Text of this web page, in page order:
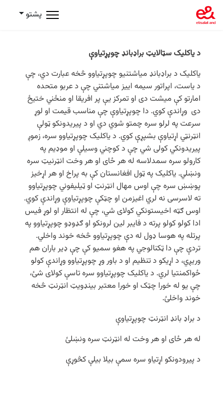
پشتو
د یاکلیک سټالایټ براډبانډ چوپړتیاوې
یاکلیک د براډبانډ میاشتنیو چوپړتیاوو څخه عبارت دي، چې
د یاست، اپراتور سیمه اییز میاشتني چې د عربو متحده
امارتو کې میشت دی او تمرکز یې پر افریقا او منځني ختیځ
دی وړاندې کوي. دا چوپړتیاوې چې مناسب قیمت او لوړ
سرعت په لرلو سره چمتو شوي دي او د پیریدونکو ټولې
انټرنټي اړتیاوې بشپړې کوي. د یاکلیک چوپړتیاوو سره، زموږ
پیریدونکي کولی شي چې د کوچني وسیلې او موډیم په
کارولو سره سمدلاسه له هر ځای او هر وخت انټرنیټ سره
ونښلي. یاکلیک په ټول افغانستان کې به پراخ او هر اړخیز
پوښښ سره چې اوس مهال انټرنټ او ټیلیفوني چوپړتیاوو
ته لاسرسی نه لري اغیزمن او چټکې چوپړتیاوې وړاندې کوي.
اوس ګټه اخیستونکي کولای شي، چې له انتظار او لوړ فیس
ادا کولو کولو پرته د فایبر لین لرونکو او ګډوډو چوپړتیاوو په
پرتله په هوسا ډول له دې چوپړتیاوو څخه خوند واخلي.
تردې چې دا ټکنالوجي په هغو سمیو کې چې ډیر باران هم
وریږي، د اړیکو د تنظیم او د باور وړ چوپړتیاوو وړاندې کولو
ځواکمنتیا لري. د یاکلیک چوپړتیاوو سره تاسې کولای شئ،
چې یو له خورا چټک او خورا معتبر بینډویټ انټرنټ څخه
خوند واخلئ.
د براډ بانډ انټرنټ چوپړتیاوې
له هر ځای او هر وخت له انټرنټ سره ونښلئ
د پیرودونکو اړتیاو سره سمې بیلا بیلې کڅوړې